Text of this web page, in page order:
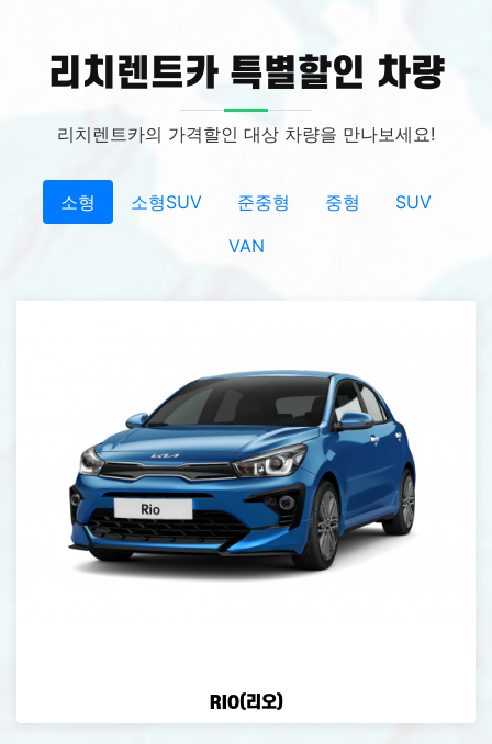
리치렌트카 특별할인 차량
리치렌트카의 가격할인 대상 차량을 만나보세요!
소형 소형SUV 준중형 중형
SUV
VAN
RIO(리오)